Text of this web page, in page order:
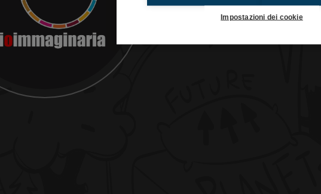
Ti è piaciuto? Condividilo!
Impostazioni dei cookie